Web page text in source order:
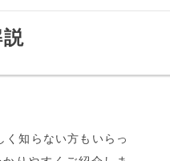
く知らない方もいらっ